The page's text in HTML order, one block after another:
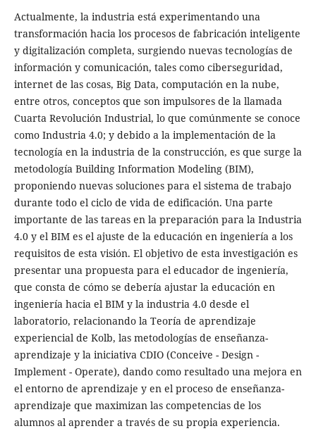
Actualmente, la industria está experimentando una
transformación hacia los procesos de fabricación inteligente
y digitalización completa, surgiendo nuevas tecnologías de
información y comunicación, tales como ciberseguridad,
internet de las cosas, Big Data, computación en la nube,
entre otros, conceptos que son impulsores de la llamada
Cuarta Revolución Industrial, lo que comúnmente se conoce
como Industria 4.0; y debido a la implementación de la
tecnología en la industria de la construcción, es que surge la
metodología Building Information Modeling (BIM),
proponiendo nuevas soluciones para el sistema de trabajo
durante todo el ciclo de vida de edificación. Una parte
importante de las tareas en la preparación para la Industria
4.0 y el BIM es el ajuste de la educación en ingeniería a los
requisitos de esta visión. El objetivo de esta investigación es
presentar una propuesta para el educador de ingeniería,
que consta de cómo se debería ajustar la educación en
ingeniería hacia el BIM y la industria 4.0 desde el
laboratorio, relacionando la Teoría de aprendizaje
experiencial de Kolb, las metodologías de enseñanza-
aprendizaje y la iniciativa CDIO (Conceive - Design -
Implement - Operate), dando como resultado una mejora en
el entorno de aprendizaje y en el proceso de enseñanza-
aprendizaje que maximizan las competencias de los
alumnos al aprender a través de su propia experiencia.